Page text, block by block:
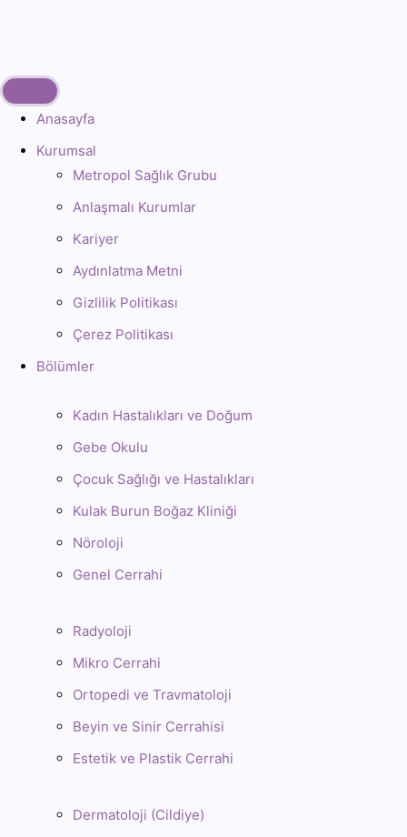
Anasayfa
Kurumsal
Metropol Sağlık Grubu
Anlaşmalı Kurumlar
Kariyer
Aydınlatma Metni
Gizlilik Politikası
Çerez Politikası
Bölümler
Kadın Hastalıkları ve Doğum
Gebe Okulu
Çocuk Sağlığı ve Hastalıkları
Kulak Burun Boğaz Kliniği
Nöroloji
Genel Cerrahi
Radyoloji
Mikro Cerrahi
Ortopedi ve Travmatoloji
Beyin ve Sinir Cerrahisi
Estetik ve Plastik Cerrahi
Dermatoloji (Cildiye)